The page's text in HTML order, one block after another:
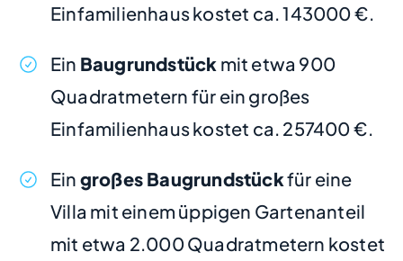
Einfamilienhaus kostet ca. 143000 €.
Ein Baugrundstück mit etwa 900
Quadratmetern für ein großes
Einfamilienhaus kostet ca. 257400 €.
Ein großes Baugrundstückfür eine
Villa mit einem üppigen Gartenanteil
mit etwa 2.000 Quadratmetern kostet